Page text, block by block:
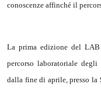
conoscenze affinché il
La prima edizione del
percorso laboratoriale
dalla fine di aprile, presso la